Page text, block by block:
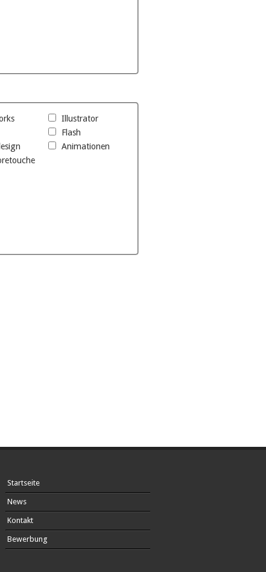
Illustrator
Flash
Animationen
überspringen
Startseite
News
Kontakt
Bewerbung